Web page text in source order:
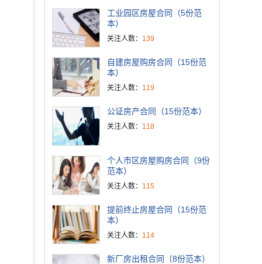
工业园区房屋合同（5份范
本）
关注人数： 139
自建房屋购房合同（15份范
本）
关注人数： 119
公证房产合同（15份范本）
关注人数： 118
个人市区房屋购房合同（9份
范本）
关注人数： 115
提前终止房屋合同（15份范
本）
关注人数： 114
新厂房出租合同（8份范本）